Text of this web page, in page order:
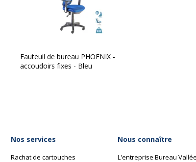
Hauteur emballée
Fauteuil de bureau PHOENIX -
accoudoirs fixes - Bleu
Nos services
Rachat de cartouches
Nous connaître
L'entreprise Bureau Vallée